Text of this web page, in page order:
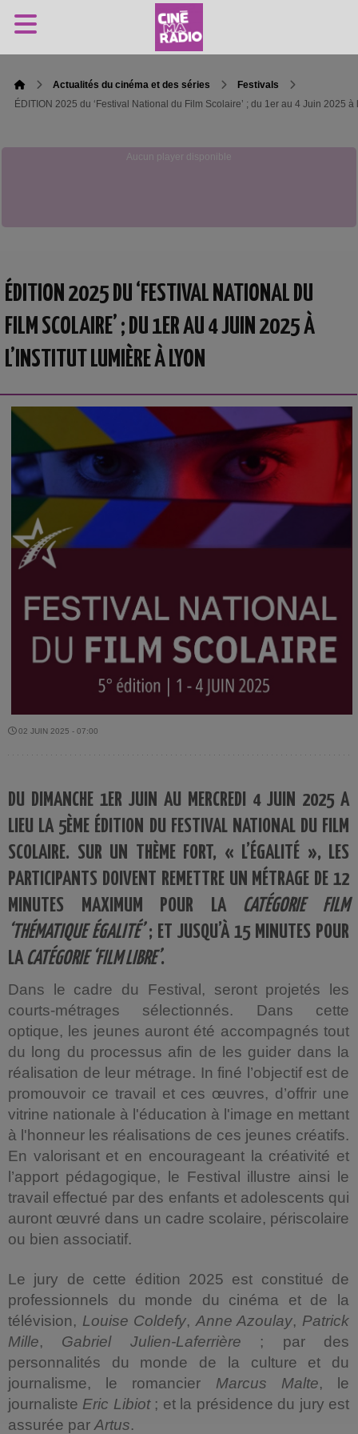
Actualités du cinéma et des séries
Festivals
ÉDITION 2025 du ‘Festival National du Film Scolaire’ ; du 1er au 4 Juin 2025 à
Aucun player disponible
ÉDITION 2025 DU ‘FESTIVAL NATIONAL DU
FILM SCOLAIRE’ ; DU 1ER AU 4 JUIN 2025 À
L’INSTITUT LUMIÈRE À LYON
02 JUIN 2025 - 07:00
DU DIMANCHE 1ER JUIN AU MERCREDI 4 JUIN 2025 A
LIEU LA 5ÈME ÉDITION DU FESTIVAL NATIONAL DU FILM
SCOLAIRE. SUR UN THÈME FORT, « L’ÉGALITÉ », LES
PARTICIPANTS DOIVENT REMETTRE UN MÉTRAGE DE 12
MINUTES MAXIMUM POUR LA CATÉGORIE FILM
‘THÉMATIQUE ÉGALITÉ’; ET JUSQU’À 15 MINUTES POUR
LA CATÉGORIE ‘FILM LIBRE’.
Dans le cadre du Festival, seront projetés les
courts-métrages sélectionnés. Dans cette
optique, les jeunes auront été accompagnés tout
du long du processus afin de les guider dans la
réalisation de leur métrage. In finé l’objectif est de
promouvoir ce travail et ces œuvres, d’offrir une
vitrine nationale à l'éducation à l'image en mettant
à l'honneur les réalisations de ces jeunes créatifs.
En valorisant et en encourageant la créativité et
l’apport pédagogique, le Festival illustre ainsi le
travail effectué par des enfants et adolescents qui
auront œuvré dans un cadre scolaire, périscolaire
ou bien associatif.
Le jury de cette édition 2025 est constitué de
professionnels du monde du cinéma et de la
télévision, Louise Coldefy, Anne Azoulay, Patrick
Mille, Gabriel Julien-Laferrière ; par des
personnalités du monde de la culture et du
journalisme, le romancier Marcus Malte, le
journaliste Eric Libiot; et la présidence du jury est
assurée par Artus.